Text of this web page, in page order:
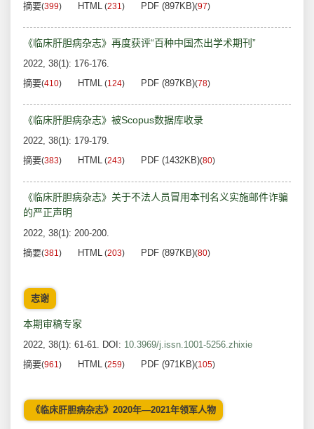
摘要(399) HTML (231) PDF (897KB)(97)
《临床肝胆病杂志》再度获评“百种中国杰出学术期刊”
2022, 38(1): 176-176.
摘要(410) HTML (124) PDF (897KB)(78)
《临床肝胆病杂志》被Scopus数据库收录
2022, 38(1): 179-179.
摘要(383) HTML (243) PDF (1432KB)(80)
《临床肝胆病杂志》关于不法人员冒用本刊名义实施邮件诈骗
的严正声明
2022, 38(1): 200-200.
摘要(381) HTML (203) PDF (897KB)(80)
志谢
本期审稿专家
2022, 38(1): 61-61. DOI: 10.3969/j.issn.1001-5256.zhixie
摘要(961) HTML (259) PDF (971KB)(105)
《临床肝胆病杂志》2020年—2021年领军人物